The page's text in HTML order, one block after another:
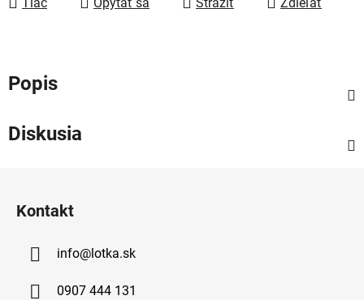
Popis
Diskusia
Kontakt
info@lotka.sk
0907 444 131